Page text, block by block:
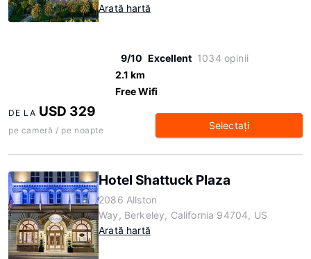
Arată hartă
9/10 Excellent 1034 opinii
2.1 km
Free Wifi
DE LA USD 329
pe cameră / pe noapte Selectaţi
Hotel Shattuck Plaza
2086 Allston
Way, Berkeley, California 94704, US
Arată hartă